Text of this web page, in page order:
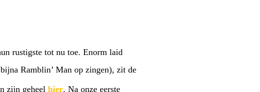
rustigste tot nu toe. Enorm laid
Ramblin’ Man op zingen), zit de
zijn geheel hier. Na onze eerste